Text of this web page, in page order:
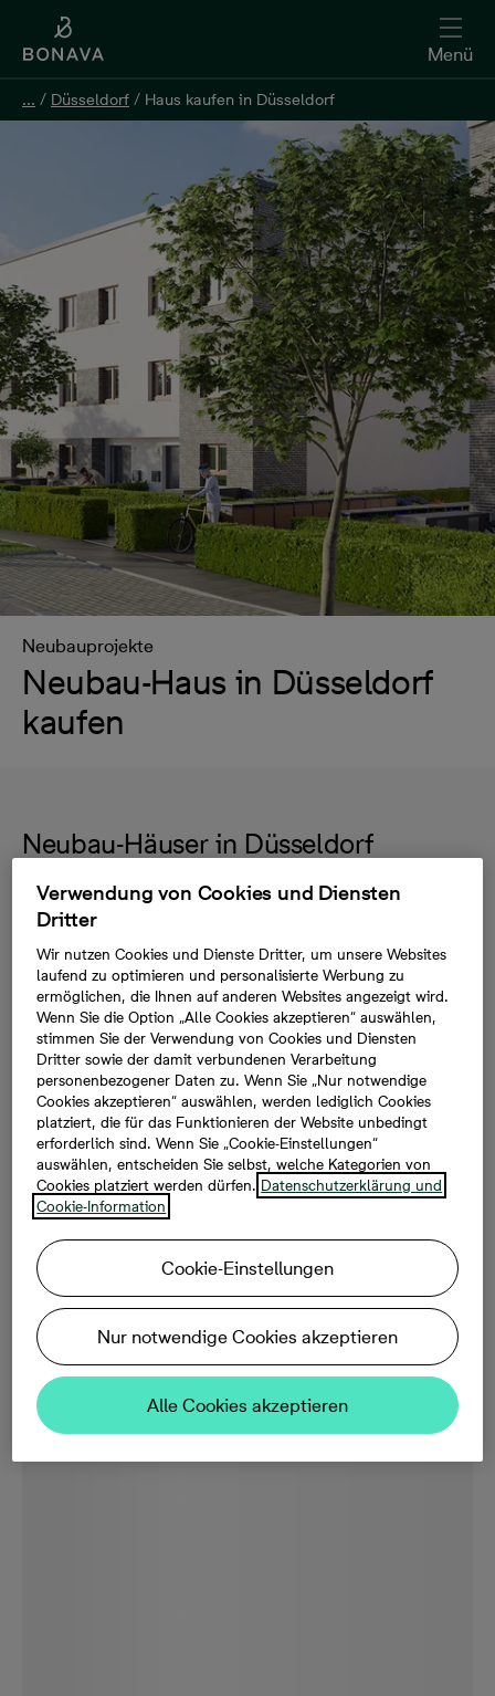
Menü
... / Düsseldorf / Haus kaufen in Düsseldorf
Neubauprojekte
Neubau-Haus in Düsseldorf
kaufen
Neubau-Häuser in Düsseldorf
Sie wollen ein neu gebautes Haus in Düsseldorf
kaufen? Dann sind Sie hier richtig. Entdecken Sie
unsere aktuellen Neubauprojekte in und um
Düsseldorf. Gerne unterstützen wir Sie bei Ihrer Suche
nach dem passenden Haus.
Unsere Neubauprojekte in Düsseldorf
und Umgebung
Verwendung von Cookies und Diensten
Dritter
Wir nutzen Cookies und Dienste Dritter, um unsere Websites
laufend zu optimieren und personalisierte Werbung zu
ermöglichen, die Ihnen auf anderen Websites angezeigt wird.
Wenn Sie die Option „Alle Cookies akzeptieren“ auswählen,
stimmen Sie der Verwendung von Cookies und Diensten
Dritter sowie der damit verbundenen Verarbeitung
personenbezogener Daten zu. Wenn Sie „Nur notwendige
Cookies akzeptieren“ auswählen, werden lediglich Cookies
platziert, die für das Funktionieren der Website unbedingt
erforderlich sind. Wenn Sie „Cookie-Einstellungen“
auswählen, entscheiden Sie selbst, welche Kategorien von
Cookies platziert werden dürfen. Datenschutzerklärung und
Cookie-Information
Cookie-Einstellungen
Nur notwendige Cookies akzeptieren
Alle Cookies akzeptieren